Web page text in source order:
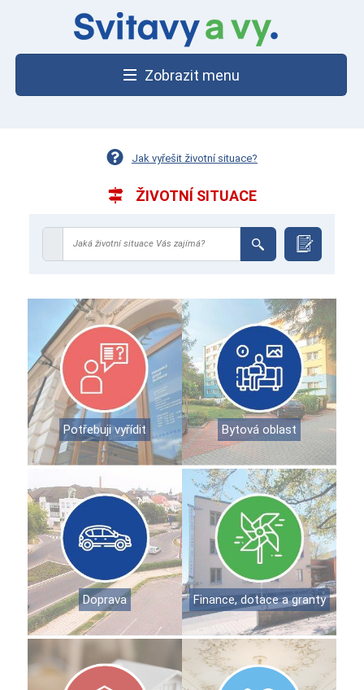
Zobrazit menu
Jak vyřešit životní situace?
ŽIVOTNÍ SITUACE
Jaká životní situace Vás zajímá?
Potřebuji vyřídit Bytová oblast
Doprava Finance, dotace a granty